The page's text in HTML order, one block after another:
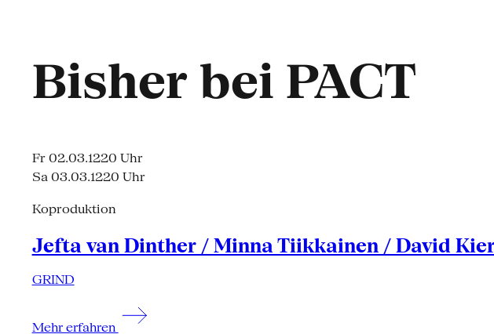
Bisher bei PACT
Fr 02.03.1220 Uhr
Sa 03.03.1220 Uhr
Koproduktion
Jefta van Dinther / Minna Tiikkainen / David
GRIND
Mehr erfahren